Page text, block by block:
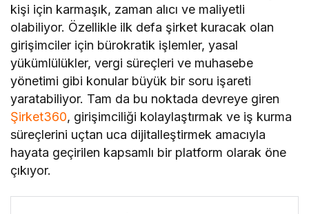
kişi için karmaşık, zaman alıcı ve maliyetli
olabiliyor. Özellikle ilk defa şirket kuracak olan
girişimciler için bürokratik işlemler, yasal
yükümlülükler, vergi süreçleri ve muhasebe
yönetimi gibi konular büyük bir soru işareti
yaratabiliyor. Tam da bu noktada devreye giren
Şirket360, girişimciliği kolaylaştırmak ve iş kurma
süreçlerini uçtan uca dijitalleştirmek amacıyla
hayata geçirilen kapsamlı bir platform olarak öne
çıkıyor.